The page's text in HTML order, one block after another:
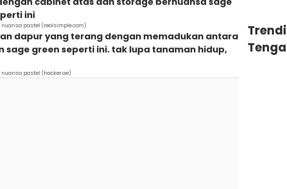
ini
pastel (realsimple.com)
dapur yang terang dengan memadukan antara
sage green seperti ini. tak lupa tanaman hidup,
pastel (hacker.ae)